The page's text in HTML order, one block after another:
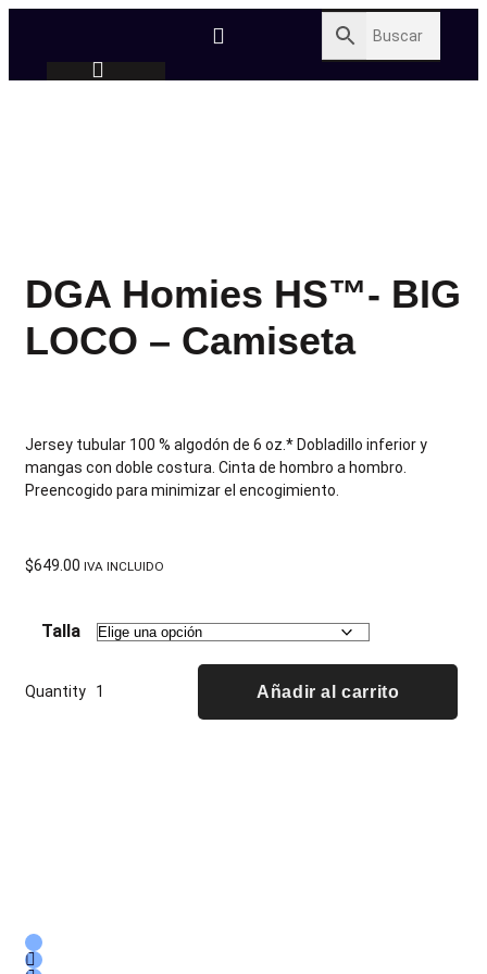
DGA Homies HS™- BIG
LOCO – Camiseta
Jersey tubular 100 % algodón de 6 oz.* Dobladillo inferior y
mangas con doble costura. Cinta de hombro a hombro.
Preencogido para minimizar el encogimiento.
$649.00 IVA INCLUIDO
Talla
Quantity Añadir al carrito